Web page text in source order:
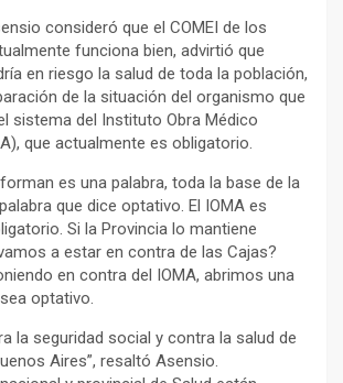
consideró que el COMEI de los
funciona bien, advirtió que
en riesgo la salud de toda la población,
de la situación del organismo que
sistema del Instituto Obra Médico
que actualmente es obligatorio.
es una palabra, toda la base de la
que dice optativo. El IOMA es
Si la Provincia lo mantiene
a estar en contra de las Cajas?
en contra del IOMA, abrimos una
optativo.
la seguridad social y contra la salud de
Aires”, resaltó Asensio.